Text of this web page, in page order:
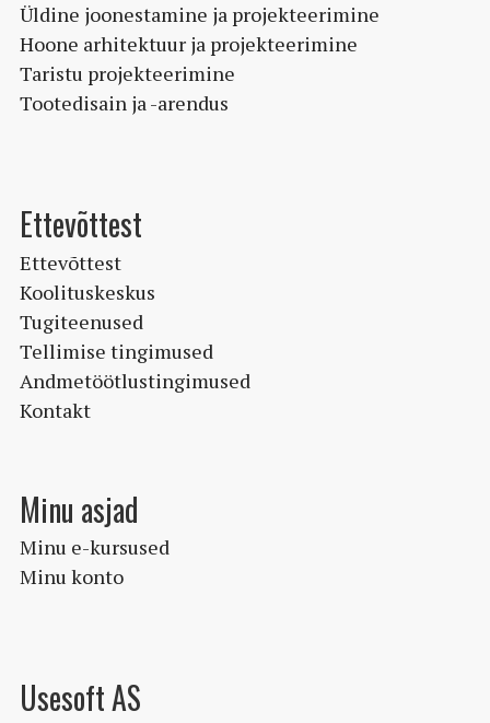
Üldine joonestamine ja projekteerimine
Hoone arhitektuur ja projekteerimine
Taristu projekteerimine
Tootedisain ja -arendus
Ettevõttest
Ettevõttest
Koolituskeskus
Tugiteenused
Tellimise tingimused
Andmetöötlustingimused
Kontakt
Minu asjad
Minu e-kursused
Minu konto
Usesoft AS